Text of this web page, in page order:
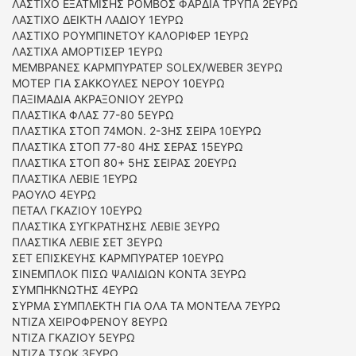
ΛΑΣΤΙΧΟ ΕΞΑΤΜΙΣΗΣ ΡΟΜΒΟΣ ΦΑΡΔΙΑ ΤΡΥΠΑ 2ΕΥΡΩ
ΛΑΣΤΙΧΟ ΔΕΙΚΤΗ ΛΑΔΙΟΥ 1ΕΥΡΩ
ΛΑΣΤΙΧΟ ΡΟΥΜΠΙΝΕΤΟΥ ΚΑΛΟΡΙΦΕΡ 1ΕΥΡΩ
ΛΑΣΤΙΧΑ ΑΜΟΡΤΙΣΕΡ 1ΕΥΡΩ
ΜΕΜΒΡΑΝΕΣ ΚΑΡΜΠΥΡΑΤΕΡ SOLEX/WEBER 3EYΡΩ
MOTEΡ ΓΙΑ ΣΑΚΚΟΥΛΕΣ ΝΕΡΟΥ 10ΕΥΡΩ
ΠΑΞΙΜΑΔΙΑ ΑΚΡΑΞΟΝΙΟΥ 2ΕΥΡΩ
ΠΛΑΣΤΙΚΑ ΦΛΑΣ 77-80 5ΕΥΡΩ
ΠΛΑΣΤΙΚΑ ΣΤΟΠ 74ΜΟΝ. 2-3ΗΣ ΣΕΙΡΑ 10ΕΥΡΩ
ΠΛΑΣΤΙΚΑ ΣΤΟΠ 77-80 4ΗΣ ΣΕΡΑΣ 15ΕΥΡΩ
ΠΛΑΣΤΙΚΑ ΣΤΟΠ 80+ 5ΗΣ ΣΕΙΡΑΣ 20ΕΥΡΩ
ΠΛΑΣΤΙΚΑ ΛΕΒΙΕ 1ΕΥΡΩ
ΡΑΟΥΛΟ 4ΕΥΡΩ
ΠΕΤΑΛ ΓΚΑΖΙΟΥ 10ΕΥΡΩ
ΠΛΑΣΤΙΚΑ ΣΥΓΚΡΑΤΗΣΗΣ ΛΕΒΙΕ 3ΕΥΡΩ
ΠΛΑΣΤΙΚΑ ΛΕΒΙΕ ΣΕΤ 3ΕΥΡΩ
ΣΕΤ ΕΠΙΣΚΕΥΗΣ ΚΑΡΜΠΥΡΑΤΕΡ 10ΕΥΡΩ
ΣΙΝΕΜΠΛΟΚ ΠΙΣΩ ΨΑΛΙΔΙΩΝ ΚΟΝΤΑ 3ΕΥΡΩ
ΣΥΜΠΗΚΝΩΤΗΣ 4ΕΥΡΩ
ΣΥΡΜΑ ΣΥΜΠΛΕΚΤΗ ΓΙΑ ΟΛΑ ΤΑ ΜΟΝΤΕΛΑ 7ΕΥΡΩ
ΝΤΙΖΑ ΧΕΙΡΟΦΡΕΝΟΥ 8ΕΥΡΩ
ΝΤΙΖΑ ΓΚΑΖΙΟΥ 5ΕΥΡΩ
ΝΤΙΖΑ ΤΣΟΚ 3ΕΥΡΩ